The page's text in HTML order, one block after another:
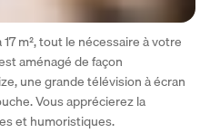
m², tout le nécessaire à votre
aménagé de façon
une grande télévision à écran
Vous apprécierez la
et humoristiques.